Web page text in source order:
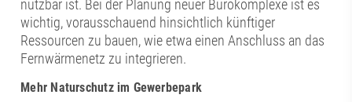
nutzbar ist. Bei der Planung neuer Bürokomplexe ist es
wichtig, vorausschauend hinsichtlich künftiger
Ressourcen zu bauen, wie etwa einen Anschluss an das
Fernwärmenetz zu integrieren.
Mehr Naturschutz im Gewerbepark